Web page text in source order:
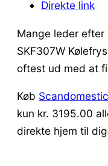
Direkte link
Mange leder
SKF307W
oftest ud med at
Køb
kun kr. 3195.00
direkte hjem til